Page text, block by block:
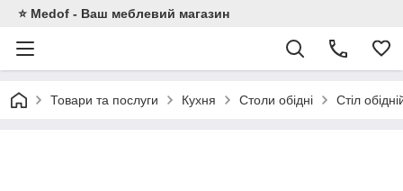
⭐ Medof - Ваш меблевий магазин
Товари та послуги Кухня Столи обідні Стіл